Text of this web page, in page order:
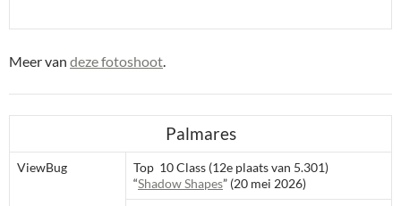
Meer van deze fotoshoot.
Palmares
ViewBug
Top 10 Class (12e plaats van 5.301)
“Shadow Shapes” (20 mei 2026)